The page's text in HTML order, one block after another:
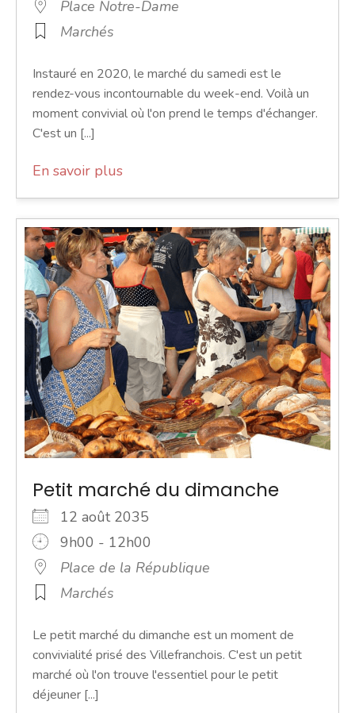
Place Notre-Dame
Marchés
Instauré en 2020, le marché du samedi est le
rendez-vous incontournable du week-end. Voilà un
moment convivial où l'on prend le temps d'échanger.
C'est un [...]
En savoir plus
Petit marché du dimanche
12 août 2035
9h00 - 12h00
Place de la République
Marchés
Le petit marché du dimanche est un moment de
convivialité prisé des Villefranchois. C'est un petit
marché où l'on trouve l'essentiel pour le petit
déjeuner [...]